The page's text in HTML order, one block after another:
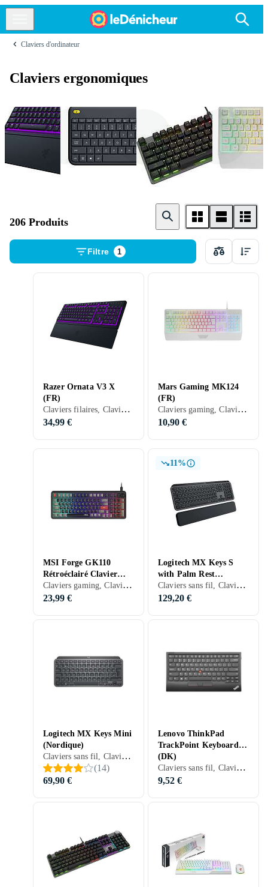
Claviers d'ordinateur
Claviers ergonomiques
Razer Logitech
206 Produits
Filtre 1
Razer Ornata V3 X
(FR)
Claviers filaires, Claviers gaming, Claviers ergonomiques, Membran, Français, PC, Ergonomiquement
34,99 €
Mars Gaming MK124
(FR)
Claviers gaming, Claviers ergonomiques, Membran, Français, PC, Mac, Ergonomiquement
10,90 €
MSI Forge GK110
Rétroéclairé Clavier
Mécanique (US)
Claviers gaming, Claviers mécaniques, Claviers ergonomiques, Mécanique, Ergonomiquement
23,99 €
11%
Logitech MX Keys S
with Palm Rest
(Nordique)
Claviers sans fil, Claviers mécaniques, Packs clavier et souris, Claviers ergonomiques, Membran, Nordique, PC, Mac, Ergonomiquement
129,20 €
Logitech MX Keys Mini
(Nordique)
Claviers sans fil, Claviers mécaniques, Claviers ergonomiques, Scissor switch , Nordique, PC, Mac, Tablettes, TKL (tenkeyless/kompakt)
(14)
69,90 €
Lenovo ThinkPad
TrackPoint Keyboard II
(DK)
Claviers sans fil, Claviers ergonomiques, Scissor switch , Danois, PC, Tablettes, TKL (tenkeyless/kompakt)
9,52 €